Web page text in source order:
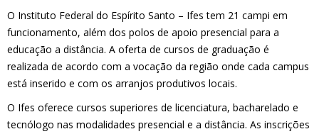
O Instituto Federal do Espírito Santo – Ifes tem 21 campi em
funcionamento, além dos polos de apoio presencial para a
educação a distância. A oferta de cursos de graduação é
realizada de acordo com a vocação da região onde cada campus
está inserido e com os arranjos produtivos locais.
O Ifes oferece cursos superiores de licenciatura, bacharelado e
tecnólogo nas modalidades presencial e a distância. As inscrições